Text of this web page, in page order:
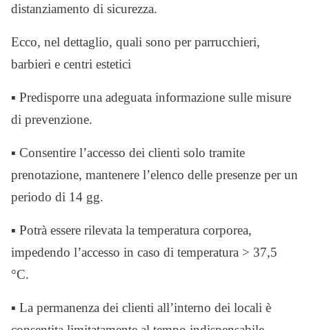
distanziamento di sicurezza.
Ecco, nel dettaglio, quali sono per parrucchieri,
barbieri e centri estetici
▪ Predisporre una adeguata informazione sulle misure
di prevenzione.
▪ Consentire l’accesso dei clienti solo tramite
prenotazione, mantenere l’elenco delle presenze per un
periodo di 14 gg.
▪ Potrà essere rilevata la temperatura corporea,
impedendo l’accesso in caso di temperatura > 37,5
°C.
▪ La permanenza dei clienti all’interno dei locali è